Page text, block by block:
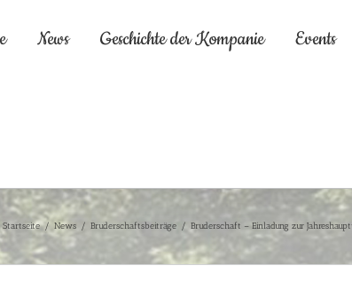
News Geschichte der Kompanie Events
Startseite / News / Bruderschaftsbeiträge / Bruderschaft – Einladung zur